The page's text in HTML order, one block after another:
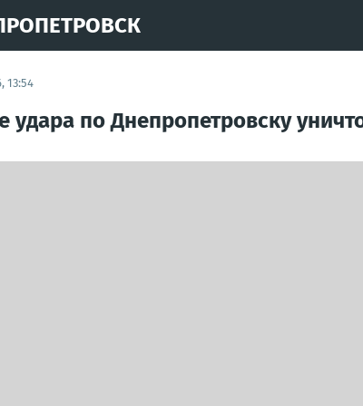
13:54
удара по Днепропетровску